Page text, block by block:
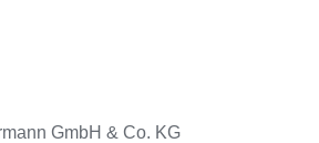
GmbH & Co. KG